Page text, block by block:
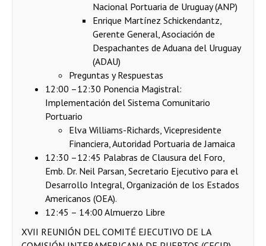
Nacional Portuaria de Uruguay (ANP)
Enrique Martínez Schickendantz,
Gerente General, Asociación de
Despachantes de Aduana del Uruguay
(ADAU)
Preguntas y Respuestas
12:00 –12:30 Ponencia Magistral:
Implementación del Sistema Comunitario
Portuario
Elva Williams-Richards, Vicepresidente
Financiera, Autoridad Portuaria de Jamaica
12:30 –12:45 Palabras de Clausura del Foro,
Emb. Dr. Neil Parsan, Secretario Ejecutivo para el
Desarrollo Integral, Organización de los Estados
Americanos (OEA).
12:45 – 14:00 Almuerzo Libre
XVII REUNIÓN DEL COMITÉ EJECUTIVO DE LA